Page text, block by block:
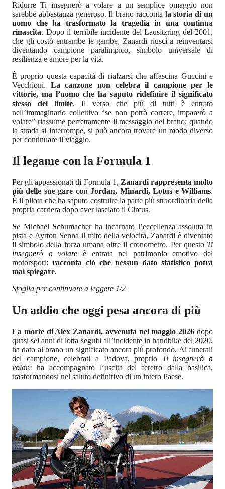
Ridurre Ti insegnerò a volare a un semplice omaggio non
sarebbe abbastanza generoso. Il brano racconta la storia di un
uomo che ha trasformato la tragedia in una continua
rinascita. Dopo il terribile incidente del Lausitzring del 2001,
che gli costò entrambe le gambe, Zanardi riuscì a reinventarsi
diventando campione paralimpico, simbolo universale di
resilienza e amore per la vita.
È proprio questa capacità di rialzarsi che affascina Guccini e
Vecchioni. La canzone non celebra il campione per le
vittorie, ma l’uomo che ha saputo ridefinire il significato
stesso del limite. Il verso che più di tutti è entrato
nell’immaginario collettivo “se non potrò correre, imparerò a
volare” riassume perfettamente il messaggio del brano: quando
la strada si interrompe, si può ancora trovare un modo diverso
per continuare il viaggio.
Il legame con la Formula 1
Per gli appassionati di Formula 1, Zanardi rappresenta molto
più delle sue gare con Jordan, Minardi, Lotus e Williams.
È il pilota che ha saputo costruire la parte più straordinaria della
propria carriera dopo aver lasciato il Circus.
Se Michael Schumacher ha incarnato l’eccellenza assoluta in
pista e Ayrton Senna il mito della velocità, Zanardi è diventato
il simbolo della forza umana oltre il cronometro. Per questo Ti
insegnerò a volare è entrata nel patrimonio emotivo del
motorsport: racconta ciò che nessun dato statistico potrà
mai spiegare.
Sfoglia per continuare a leggere 1/2
Un addio che oggi pesa ancora di più
La morte di Alex Zanardi, avvenuta nel maggio 2026 dopo
quasi sei anni di lotta seguiti all’incidente in handbike del 2020,
ha dato al brano un significato ancora più profondo. Ai funerali
del campione, celebrati a Padova, proprio Ti insegnerò a
volare ha accompagnato l’uscita del feretro dalla basilica,
trasformandosi nel saluto definitivo di un intero Paese.